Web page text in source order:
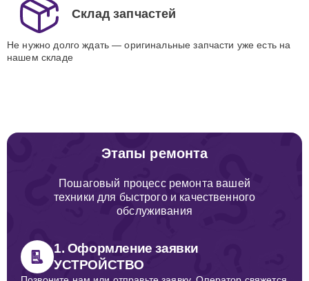
Склад запчастей
Не нужно долго ждать — оригинальные запчасти уже есть на
нашем складе
Этапы ремонта
Пошаговый процесс ремонта вашей
техники для быстрого и качественного
обслуживания
1. Оформление заявки
УСТРОЙСТВО